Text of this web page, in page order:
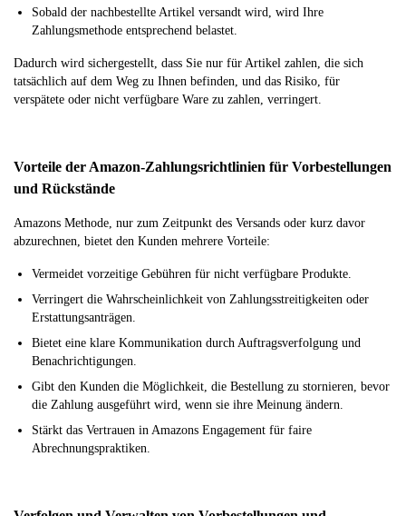
Sobald der nachbestellte Artikel versandt wird, wird Ihre
Zahlungsmethode entsprechend belastet.
Dadurch wird sichergestellt, dass Sie nur für Artikel zahlen, die sich
tatsächlich auf dem Weg zu Ihnen befinden, und das Risiko, für
verspätete oder nicht verfügbare Ware zu zahlen, verringert.
Vorteile der Amazon-Zahlungsrichtlinien für Vorbestellungen
und Rückstände
Amazons Methode, nur zum Zeitpunkt des Versands oder kurz davor
abzurechnen, bietet den Kunden mehrere Vorteile:
Vermeidet vorzeitige Gebühren für nicht verfügbare Produkte.
Verringert die Wahrscheinlichkeit von Zahlungsstreitigkeiten oder
Erstattungsanträgen.
Bietet eine klare Kommunikation durch Auftragsverfolgung und
Benachrichtigungen.
Gibt den Kunden die Möglichkeit, die Bestellung zu stornieren, bevor
die Zahlung ausgeführt wird, wenn sie ihre Meinung ändern.
Stärkt das Vertrauen in Amazons Engagement für faire
Abrechnungspraktiken.